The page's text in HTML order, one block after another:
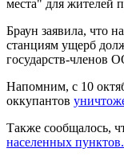
места" для жителей
Браун заявила, что
станциям ущерб
государств-членов
Напомним, с 10
оккупантов
Также сообщалось,
населенных пунктов.